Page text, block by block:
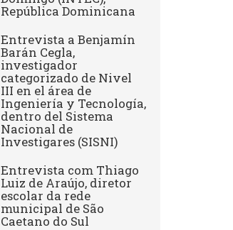
República Dominicana
Entrevista a Benjamín
Barán Cegla,
investigador
categorizado de Nivel
III en el área de
Ingeniería y Tecnología,
dentro del Sistema
Nacional de
Investigares (SISNI)
Entrevista com Thiago
Luiz de Araújo, diretor
escolar da rede
municipal de São
Caetano do Sul